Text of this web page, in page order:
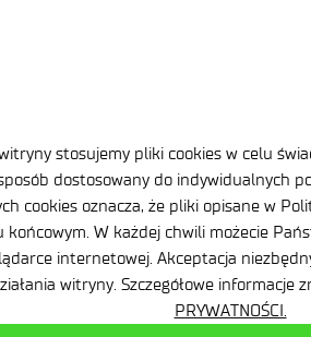
stosujemy pliki cookies w celu
dostosowany do indywidualnych
cookies oznacza, że pliki opisane w
końcowym. W każdej chwili możecie
internetowej. Akceptacja
witryny. Szczegółowe informacje
PRYWATNOŚCI.